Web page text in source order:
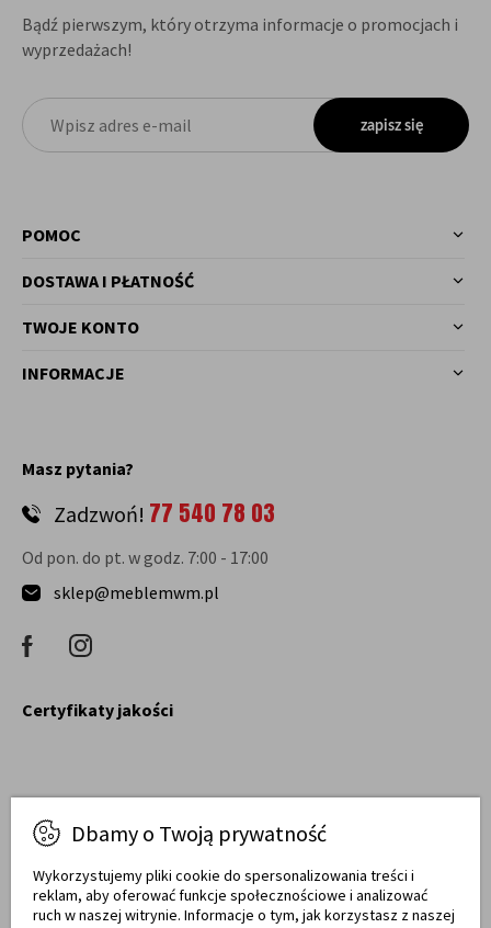
Bądź pierwszym, który otrzyma informacje o promocjach i
wyprzedażach!
zapisz się
POMOC
DOSTAWA I PŁATNOŚĆ
TWOJE KONTO
INFORMACJE
Masz pytania?
Zadzwoń! 77 540 78 03
Od pon. do pt. w godz. 7:00 - 17:00
sklep@meblemwm.pl
Certyfikaty jakości
Raty obsługują
Dbamy o Twoją prywatność
Wykorzystujemy pliki cookie do spersonalizowania treści i
reklam, aby oferować funkcje społecznościowe i analizować
ruch w naszej witrynie. Informacje o tym, jak korzystasz z naszej